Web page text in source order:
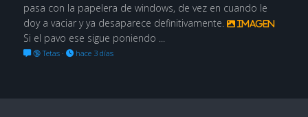
pasa con la papelera de windows, de vez en cuando le
doy a vaciar y ya desaparece definitivamente.
Imagen
Si el pavo ese sigue poniendo ...
🔞 Tetas· hace 3 días